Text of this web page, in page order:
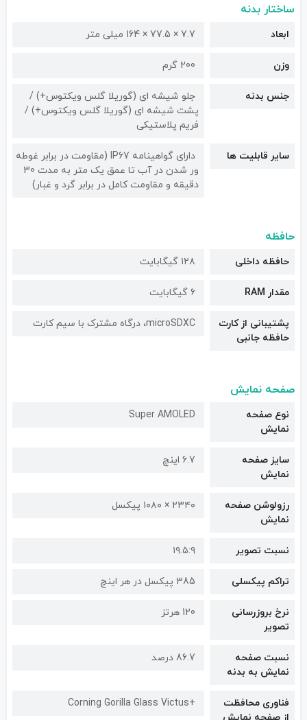
ساختار بدنه
ابعاد 7.7 × 77.5 × 164 میلی متر
وزن 200 گرم
جنس بدنه
جلو شیشه ای (گوریلا گلس ویکتوس+) /
پشت شیشه ای (گوریلا گلس ویکتوس+) /
فریم پلاستیکی
سایر قابلیت ها
دارای گواهینامه IP67 (مقاومت در برابر غوطه
ور شدن در آب تا عمق یک متر به مدت 30
دقیقه و مقاومت کامل در برابر گرد و غبار)
حافظه
حافظه داخلی ۱۲۸ گیگابایت
مقدار RAM ۶ گیگابایت
پشتیبانی از کارت
حافظه جانبی
microSDXC، درگاه مشترک با سیم کارت
صفحه نمایش
نوع صفحه
نمایش
Super AMOLED
سایز صفحه
نمایش
6.7 اینچ
رزولوشن صفحه
نمایش
۲۳۴۰ × ۱۰۸۰ پیکسل
نسبت تصویر ۱۹.۵:۹
تراکم پیکسلی 385 پیکسل در هر اینچ
نرخ بروزرسانی
تصویر
120 هرتز
نسبت صفحه
نمایش به بدنه
86.7 درصد
فناوری محافظت
+Corning Gorilla Glass Victus